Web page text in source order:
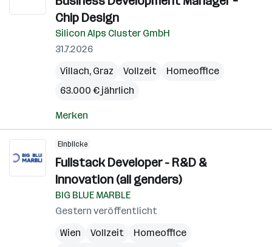
Chip Design
Silicon Alps Cluster GmbH
31.7.2026
Villach, Graz Vollzeit
Homeoffice
63.000 € jährlich
Merken
Einblicke
Fullstack Developer - R&D &
Innovation (all genders)
BIG BLUE MARBLE
Gestern veröffentlicht
Wien
Vollzeit
Homeoffice